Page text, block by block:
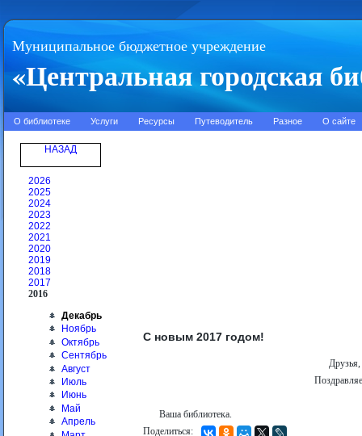
Муниципальное бюджетное учреждение
«Центральная городская
О библиотеке Услуги Ресурсы Путеводитель Разное О сайте
НАЗАД
2026
2025
2024
2023
2022
2021
2020
2019
2018
2017
2016
Декабрь
Ноябрь
Октябрь
Сентябрь
Август
Июль
Июнь
Май
Апрель
С новым 2017 годом!
Ваша библиотека.
Поделиться: